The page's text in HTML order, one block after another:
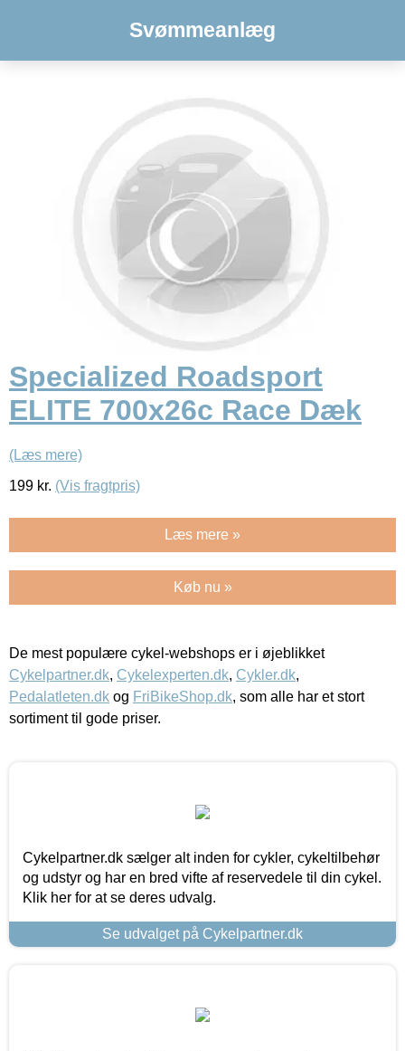
Svømmeanlæg
Specialized Roadsport
ELITE 700x26c Race Dæk
(Læs mere)
199 kr. (Vis fragtpris)
Læs mere »
Køb nu »
De mest populære cykel-webshops er i øjeblikket
Cykelpartner.dk, Cykelexperten.dk, Cykler.dk,
Pedalatleten.dk og FriBikeShop.dk, som alle har et stort
sortiment til gode priser.
Cykelpartner.dk sælger alt inden for cykler, cykeltilbehør
og udstyr og har en bred vifte af reservedele til din cykel.
Klik her for at se deres udvalg.
Se udvalget på Cykelpartner.dk